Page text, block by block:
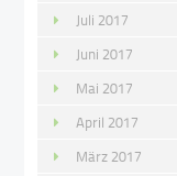
Juli 2017
Juni 2017
Mai 2017
April 2017
März 2017